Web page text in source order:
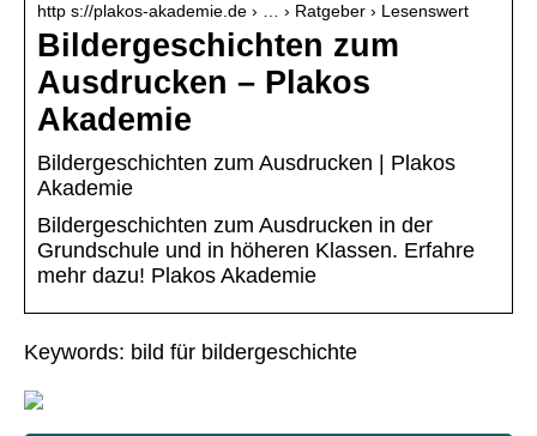
http s://plakos-akademie.de › … › Ratgeber › Lesenswert
Bildergeschichten zum
Ausdrucken – Plakos
Akademie
Bildergeschichten zum Ausdrucken | Plakos
Akademie
Bildergeschichten zum Ausdrucken in der
Grundschule und in höheren Klassen. Erfahre
mehr dazu! Plakos Akademie
Keywords: bild für bildergeschichte